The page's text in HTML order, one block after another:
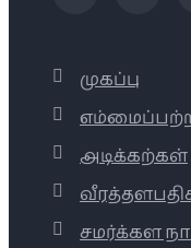
முகப்பு
அடிக்கற்கள்
சமர்க்கள